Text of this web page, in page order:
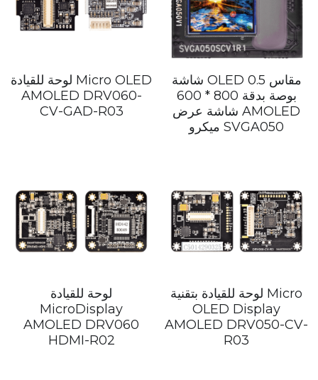
لوحة للقيادة Micro OLED
AMOLED DRV060-
CV-GAD-R03
شاشة OLED مقاس 0.5
بوصة بدقة 800 * 600
شاشة عرض AMOLED
ميكرو SVGA050
لوحة للقيادة
MicroDisplay
AMOLED DRV060
HDMI-R02
لوحة للقيادة بتقنية Micro
OLED Display
AMOLED DRV050-CV-
R03